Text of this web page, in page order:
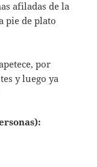
afiladas de la
pie de plato
por
y luego ya